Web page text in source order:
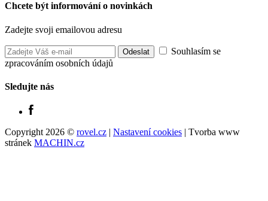
Chcete být informování o novinkách
Zadejte svoji emailovou adresu
Souhlasím se
zpracováním osobních údajů
Sledujte nás
Copyright 2026 © rovel.cz | Nastavení cookies | Tvorba www
stránek MACHIN.cz